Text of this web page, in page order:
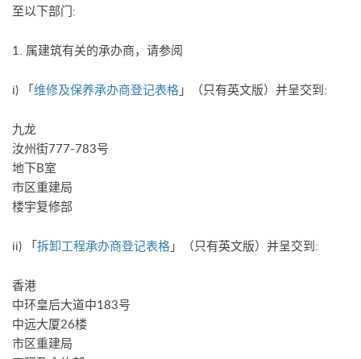
至以下部门:
1. 属建筑有关的承办商，请参阅
i) 「维修及保养承办商登记表格 」（只有英文版）并呈交到:
九龙
汝州街777-783号
地下B室
市区重建局
楼宇复修部
ii) 「拆卸工程承办商登记表格 」（只有英文版）并呈交到:
香港
中环皇后大道中183号
中远大厦26楼
市区重建局